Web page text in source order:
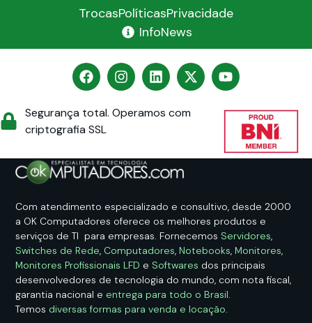
TrocasPolíticasPrivacidade
InfoNews
Segurança total. Operamos com
criptografia SSL
Com atendimento especializado e consultivo, desde 2000
a OK Computadores oferece os melhores produtos e
serviços de TI para empresas. Fornecemos Servidores,
Switches de Rede, Computadores, Notebooks, Monitores,
Monitores Profissionais LFD e Softwares dos principais
desenvolvedores de tecnologia do mundo, com nota fiscal,
garantia nacional e entrega para todo o Brasil.
Temos diversas formas para venda e locação.